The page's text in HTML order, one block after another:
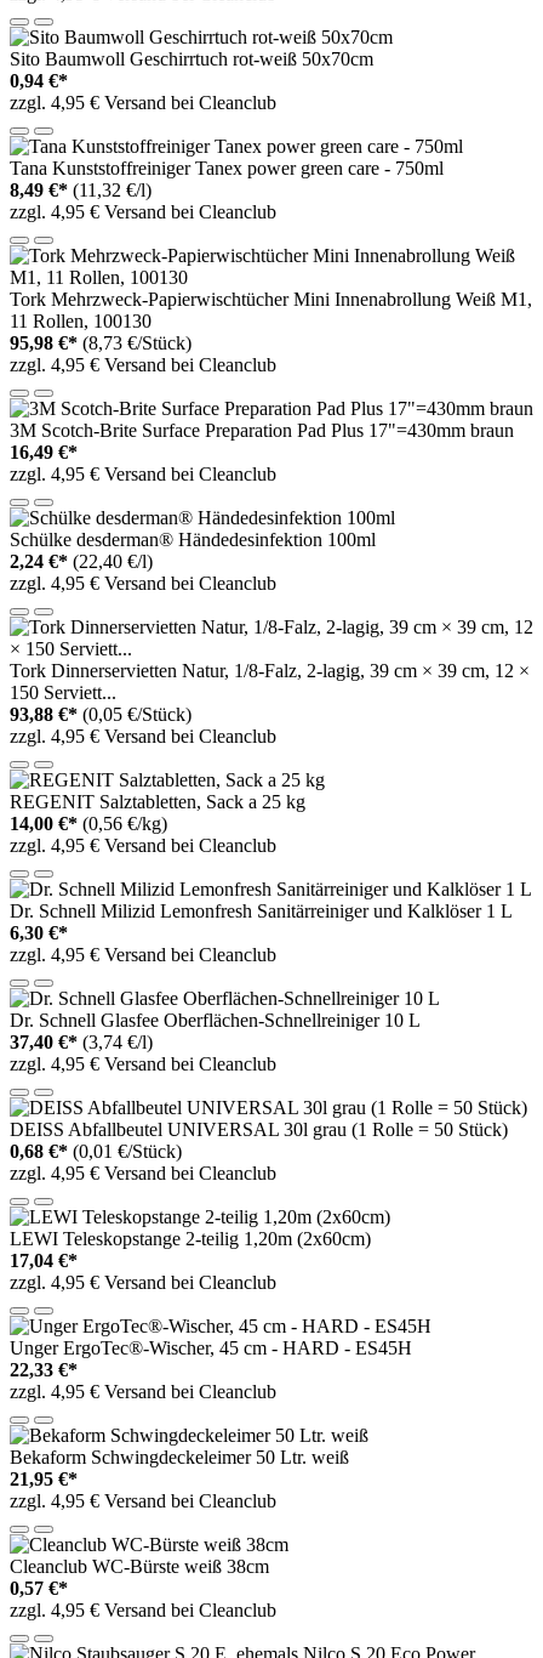
Sito Baumwoll Geschirrtuch rot-weiß 50x70cm
0,94 €*
zzgl. 4,95 € Versand bei Cleanclub
Tana Kunststoffreiniger Tanex power green care - 750ml
8,49 €* (11,32 €/l)
zzgl. 4,95 € Versand bei Cleanclub
Tork Mehrzweck-Papierwischtücher Mini Innenabrollung Weiß M1,
11 Rollen, 100130
95,98 €* (8,73 €/Stück)
zzgl. 4,95 € Versand bei Cleanclub
3M Scotch-Brite Surface Preparation Pad Plus 17"=430mm braun
16,49 €*
zzgl. 4,95 € Versand bei Cleanclub
Schülke desderman® Händedesinfektion 100ml
2,24 €* (22,40 €/l)
zzgl. 4,95 € Versand bei Cleanclub
Tork Dinnerservietten Natur, 1/8‐Falz, 2‐lagig, 39 cm × 39 cm, 12 ×
150 Serviett...
93,88 €* (0,05 €/Stück)
zzgl. 4,95 € Versand bei Cleanclub
REGENIT Salztabletten, Sack a 25 kg
14,00 €* (0,56 €/kg)
zzgl. 4,95 € Versand bei Cleanclub
Dr. Schnell Milizid Lemonfresh Sanitärreiniger und Kalklöser 1 L
6,30 €*
zzgl. 4,95 € Versand bei Cleanclub
Dr. Schnell Glasfee Oberflächen-Schnellreiniger 10 L
37,40 €* (3,74 €/l)
zzgl. 4,95 € Versand bei Cleanclub
DEISS Abfallbeutel UNIVERSAL 30l grau (1 Rolle = 50 Stück)
0,68 €* (0,01 €/Stück)
zzgl. 4,95 € Versand bei Cleanclub
LEWI Teleskopstange 2-teilig 1,20m (2x60cm)
17,04 €*
zzgl. 4,95 € Versand bei Cleanclub
Unger ErgoTec®-Wischer, 45 cm - HARD - ES45H
22,33 €*
zzgl. 4,95 € Versand bei Cleanclub
Bekaform Schwingdeckeleimer 50 Ltr. weiß
21,95 €*
zzgl. 4,95 € Versand bei Cleanclub
Cleanclub WC-Bürste weiß 38cm
0,57 €*
zzgl. 4,95 € Versand bei Cleanclub